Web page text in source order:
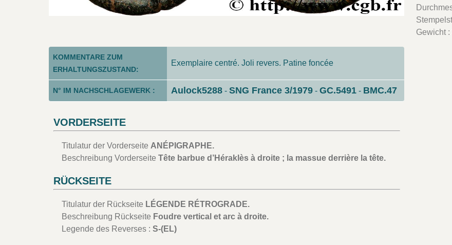
Gewicht :
KOMMENTARE ZUM
ERHALTUNGSZUSTAND:
Exemplaire centré. Joli revers. Patine foncée
N° IM NACHSCHLAGEWERK : Aulock5288 - SNG France 3/1979 - GC.5491 - BMC.47
VORDERSEITE
Titulatur der Vorderseite ANÉPIGRAPHE.
Beschreibung Vorderseite Tête barbue d’Héraklès à droite ; la massue derrière la tête.
RÜCKSEITE
Titulatur der Rückseite LÉGENDE RÉTROGRADE.
Beschreibung Rückseite Foudre vertical et arc à droite.
Legende des Reverses : S-(EL)